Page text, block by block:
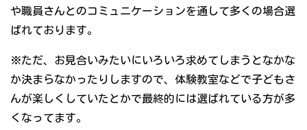
や職員さんとのコミュニケーションを通して多くの場合選
ばれております。
※ただ、お見合いみたいにいろいろ求めてしまうとなかな
か決まらなかったりしますので、体験教室などで子どもさ
んが楽しくしていたとかで最終的には選ばれている方が多
くなってます。